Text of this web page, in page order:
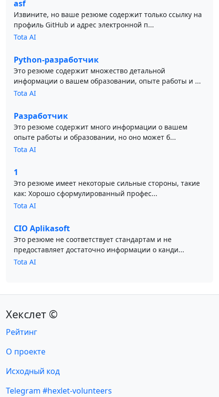
asf
Извините, но ваше резюме содержит только ссылку на
профиль GitHub и адрес электронной п...
Tota AI
Python-разработчик
Это резюме содержит множество детальной
информации о вашем образовании, опыте работы и ...
Tota AI
Разработчик
Это резюме содержит много информации о вашем
опыте работы и образовании, но оно может б...
Tota AI
1
Это резюме имеет некоторые сильные стороны, такие
как: Хорошо сформулированный профес...
Tota AI
CIO Aplikasoft
Это резюме не соответствует стандартам и не
предоставляет достаточно информации о канди...
Tota AI
Хекслет ©
Рейтинг
О проекте
Исходный код
Telegram #hexlet-volunteers